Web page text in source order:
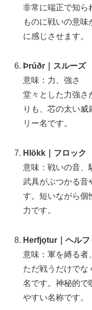
非常に端正で知ら
ものに戦いの意
に感じさせます。
Þrúðr｜スルーズ
意味：力、強さ
堂々とした力強さ
りも、芯の太い威
リー名です。
Hlökk｜フロック
意味：戦いの音、
武具がぶつかる音
す。短いながら個
力です。
Herfjǫtur｜ヘルフ
意味：軍を縛る者
ただ戦うだけでな
名です。神秘的で
やすい名称です。